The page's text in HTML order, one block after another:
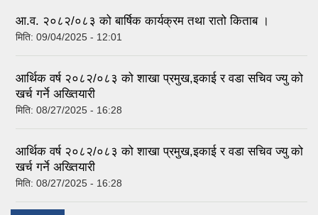
आ.व. २०८२/०८३ को बार्षिक कार्यक्रम तथा रातो किताब ।
मिति: 09/04/2025 - 12:01
आर्थिक वर्ष २०८२/०८३ को शाखा प्रमुख,इकाई र वडा सचिव ज्यु को
खर्च गर्ने अख्तियारी
मिति: 08/27/2025 - 16:28
आर्थिक वर्ष २०८२/०८३ को शाखा प्रमुख,इकाई र वडा सचिव ज्यु को
खर्च गर्ने अख्तियारी
मिति: 08/27/2025 - 16:28